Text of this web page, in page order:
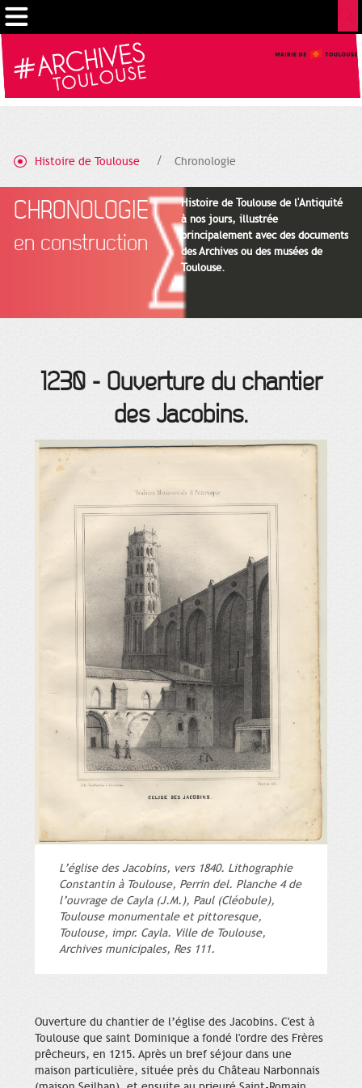
Histoire de Toulouse Chronologie
CHRONOLOGIE
en construction
Histoire de Toulouse de l'Antiquité
à nos jours, illustrée
principalement avec des documents
des Archives ou des musées de
Toulouse.
1230- Ouverture du chantier
des Jacobins.
L’église des Jacobins, vers 1840. Lithographie
Constantin à Toulouse, Perrin del. Planche 4 de
l’ouvrage de Cayla (J.M.), Paul (Cléobule),
Toulouse monumentale et pittoresque,
Toulouse, impr. Cayla. Ville de Toulouse,
Archives municipales, Res 111.
Ouverture du chantier de l’église des Jacobins. C'est à
Toulouse que saint Dominique a fondé l'ordre des Frères
prêcheurs, en 1215. Après un bref séjour dans une
maison particulière, située près du Château Narbonnais
Gestion de vos préférences sur les cookies